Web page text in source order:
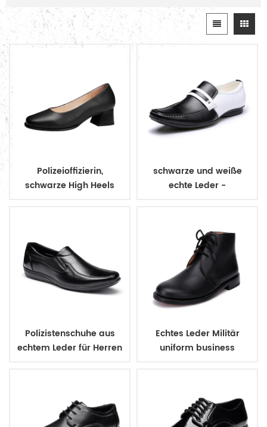
Polizeioffizierin,
schwarze High Heels
schwarze und weiße
echte Leder -
Polizistenschuhe aus
echtem Leder für Herren
Echtes Leder Militär
uniform business